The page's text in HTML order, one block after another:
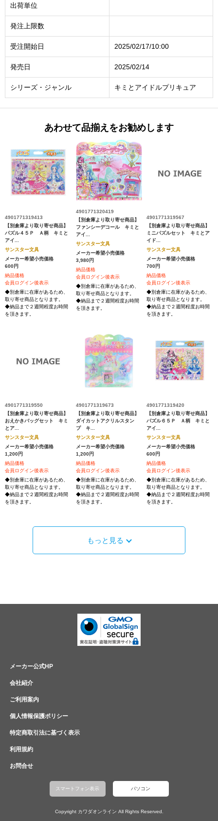
出荷単位
発注上限数
受注開始日 2025/02/17/10:00
発売日 2025/02/14
シリーズ・ジャンル キミとアイドルプリキュア
あわせて品揃えをお勧めします
4901771319413
【別倉庫より取り寄せ商品】
パズル４５Ｐ Ａ柄 キミと
アイ...
サンスター文具
メーカー希望小売価格
600円
納品価格
会員ログイン後表示
◆別倉庫に在庫があるため、
取り寄せ商品となります。
◆納品まで２週間程度お時間
を頂きます。
4901771320419
【別倉庫より取り寄せ商品】
ファンシーデコール キミと
アイ...
サンスター文具
メーカー希望小売価格
3,980円
納品価格
会員ログイン後表示
◆別倉庫に在庫があるため、
取り寄せ商品となります。
◆納品まで２週間程度お時間
を頂きます。
4901771319567
【別倉庫より取り寄せ商品】
ミニパズルセット キミとア
イド...
サンスター文具
メーカー希望小売価格
700円
納品価格
会員ログイン後表示
◆別倉庫に在庫があるため、
取り寄せ商品となります。
◆納品まで２週間程度お時間
を頂きます。
4901771319550
【別倉庫より取り寄せ商品】
おえかきバッグセット キミ
とア...
サンスター文具
メーカー希望小売価格
1,200円
納品価格
会員ログイン後表示
◆別倉庫に在庫があるため、
取り寄せ商品となります。
◆納品まで２週間程度お時間
を頂きます。
4901771319673
【別倉庫より取り寄せ商品】
ダイカットアクリルスタン
プ キ...
サンスター文具
メーカー希望小売価格
1,200円
納品価格
会員ログイン後表示
◆別倉庫に在庫があるため、
取り寄せ商品となります。
◆納品まで２週間程度お時間
を頂きます。
4901771319420
【別倉庫より取り寄せ商品】
パズル６５Ｐ Ａ柄 キミと
アイ...
サンスター文具
メーカー希望小売価格
600円
納品価格
会員ログイン後表示
◆別倉庫に在庫があるため、
取り寄せ商品となります。
◆納品まで２週間程度お時間
を頂きます。
もっと見る
メーカー公式HP
会社紹介
ご利用案内
個人情報保護ポリシー
特定商取引法に基づく表示
利用規約
お問合せ
スマートフォン表示 パソコン
Copyright カワダオンライン All Rights Reserved.